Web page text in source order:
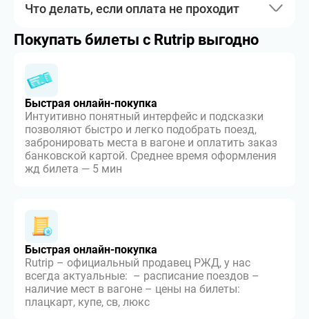
Что делать, если оплата не проходит
Покупать билеты с Rutrip выгодно
Быстрая онлайн-покупка
Интуитивно понятный интерфейс и подсказки
позволяют быстро и легко подобрать поезд,
забронировать места в вагоне и оплатить заказ
банковской картой. Среднее время оформления
жд билета — 5 мин
Быстрая онлайн-покупка
Rutrip – официальный продавец РЖД, у нас
всегда актуальные: – расписание поездов –
наличие мест в вагоне – цены на билеты:
плацкарт, купе, св, люкс